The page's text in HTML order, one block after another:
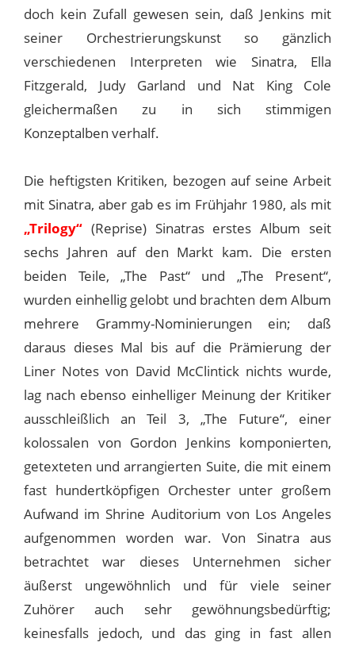
doch kein Zufall gewesen sein, daß Jenkins mit
seiner Orchestrierungskunst so gänzlich
verschiedenen Interpreten wie Sinatra, Ella
Fitzgerald, Judy Garland und Nat King Cole
gleichermaßen zu in sich stimmigen
Konzeptalben verhalf.
Die heftigsten Kritiken, bezogen auf seine Arbeit
mit Sinatra, aber gab es im Frühjahr 1980, als mit
„Trilogy“ (Reprise) Sinatras erstes Album seit
sechs Jahren auf den Markt kam. Die ersten
beiden Teile, „The Past“ und „The Present“,
wurden einhellig gelobt und brachten dem Album
mehrere Grammy-Nominierungen ein; daß
daraus dieses Mal bis auf die Prämierung der
Liner Notes von David McClintick nichts wurde,
lag nach ebenso einhelliger Meinung der Kritiker
ausschleißlich an Teil 3, „The Future“, einer
kolossalen von Gordon Jenkins komponierten,
getexteten und arrangierten Suite, die mit einem
fast hundertköpfigen Orchester unter großem
Aufwand im Shrine Auditorium von Los Angeles
aufgenommen worden war. Von Sinatra aus
betrachtet war dieses Unternehmen sicher
äußerst ungewöhnlich und für viele seiner
Zuhörer auch sehr gewöhnungsbedürftig;
keinesfalls jedoch, und das ging in fast allen